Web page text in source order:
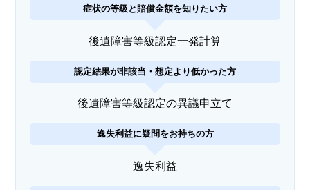
症状の等級と賠償金額を知りたい方
後遺障害等級認定一発計算
認定結果が非該当・想定より低かった方
後遺障害等級認定の異議申立て
逸失利益に疑問をお持ちの方
逸失利益